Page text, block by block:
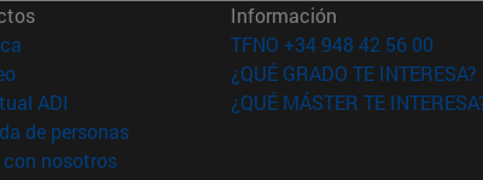
(abre en nueva ventana)
(abre en nueva ventana)
ADI (abre en nueva ventana)
de personas(abre en nueva ventana)
con nosotros(abre en nueva ventana)
Información
TFNO +34 948 42 56 00
¿QUÉ GRADO TE INTERESA?
¿QUÉ MÁSTER TE